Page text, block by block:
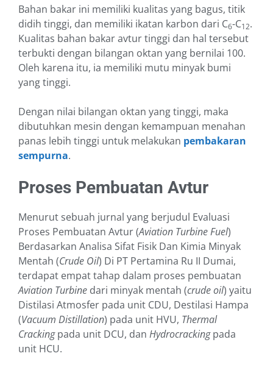
Bahan bakar ini memiliki kualitas yang bagus, titik
didih tinggi, dan memiliki ikatan karbon dari C6-C12.
Kualitas bahan bakar avtur tinggi dan hal tersebut
terbukti dengan bilangan oktan yang bernilai 100.
Oleh karena itu, ia memiliki mutu minyak bumi
yang tinggi.
Dengan nilai bilangan oktan yang tinggi, maka
dibutuhkan mesin dengan kemampuan menahan
panas lebih tinggi untuk melakukan pembakaran
sempurna.
Proses Pembuatan Avtur
Menurut sebuah jurnal yang berjudul Evaluasi
Proses Pembuatan Avtur (Aviation Turbine Fuel)
Berdasarkan Analisa Sifat Fisik Dan Kimia Minyak
Mentah (Crude Oil) Di PT Pertamina Ru II Dumai,
terdapat empat tahap dalam proses pembuatan
Aviation Turbine dari minyak mentah (crude oil) yaitu
Distilasi Atmosfer pada unit CDU, Destilasi Hampa
(Vacuum Distillation) pada unit HVU, Thermal
Crackingpada unit DCU, dan Hydrocrackingpada
unit HCU.